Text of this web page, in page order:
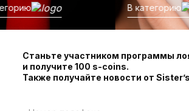
В категорию
Станьте участником программы
и получите 100 s-coins.
Также получайте новости от